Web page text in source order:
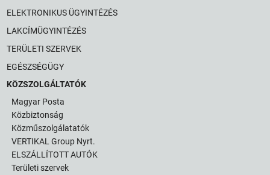
ELEKTRONIKUS ÜGYINTÉZÉS
LAKCÍMÜGYINTÉZÉS
TERÜLETI SZERVEK
EGÉSZSÉGÜGY
KÖZSZOLGÁLTATÓK
Magyar Posta
Közbiztonság
Közműszolgálatatók
VERTIKAL Group Nyrt.
ELSZÁLLÍTOTT AUTÓK
Területi szervek